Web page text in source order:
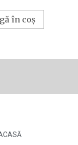
în coș